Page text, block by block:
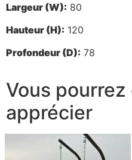
Largeur (W): 80
Hauteur (H): 120
Profondeur (D): 78
Vous
apprécier